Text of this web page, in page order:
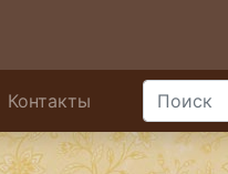
Контакты